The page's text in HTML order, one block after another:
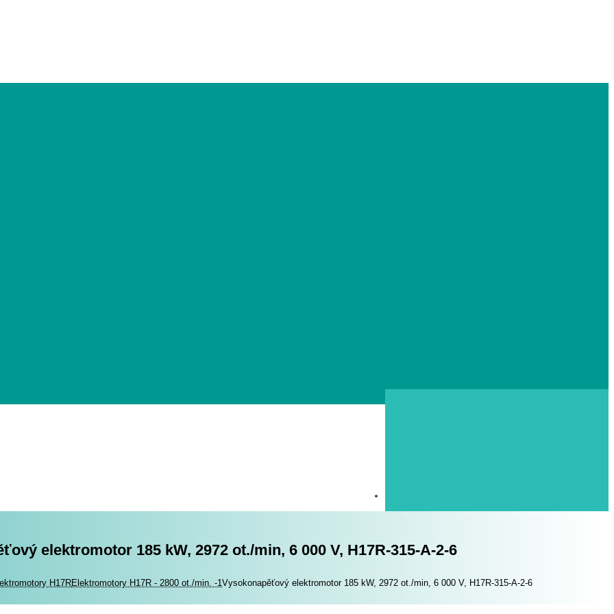
elektromotor 185 kW, 2972 ​​ot./min, 6 000 V, H17R-315-A-2-6
H17RElektromotory H17R - 2800 ot./min. -1Vysokonapěťový elektromotor 185 kW, 2972 ​​ot./min, 6 000 V, H17R-315-A-2-6